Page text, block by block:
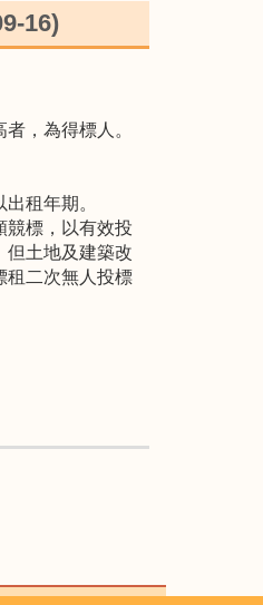
16)
，為得標人。
租年期。
競標，以有效投
但土地及建築改
租二次無人投標